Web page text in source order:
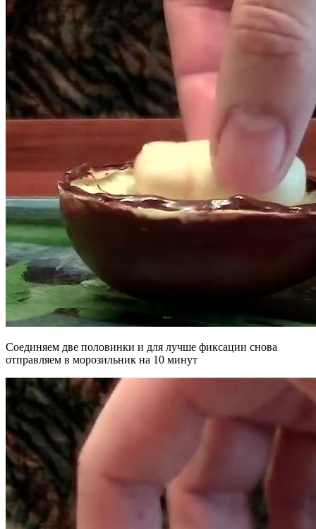
Соединяем две половинки и для лучше фиксации снова
отправляем в морозильник на 10 минут